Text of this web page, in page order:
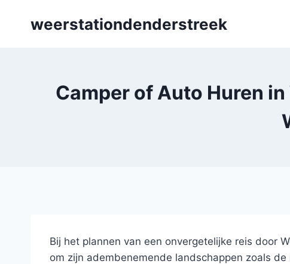
weerstationdenderstreek
Camper of Auto Huren
Bij het plannen van een onvergetelijke reis door
om zijn adembenemende landschappen zoals